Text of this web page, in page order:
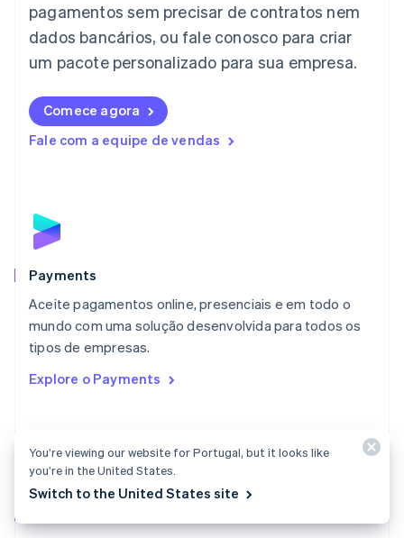
pagamentos sem precisar de contratos nem
dados bancários, ou fale conosco para criar
um pacote personalizado para sua empresa.
Comece agora
Fale com a equipe de vendas
Payments
Aceite pagamentos online, presenciais e em todo o
mundo com uma solução desenvolvida para todos os
tipos de empresas.
Explore o Payments
日本語English
Letônia
Liechtenstein
Lituânia
English
Luxemburgo
Malta
English
EspañolEnglish
English
Nova Zelândia
English
NederlandsEnglish
PortuguêsEnglish
RAE de Hong Kong, China
English 简体中文
English
You’re viewing our website for Portugal, but it looks like
you’re in the United States.
Switch to the United States site